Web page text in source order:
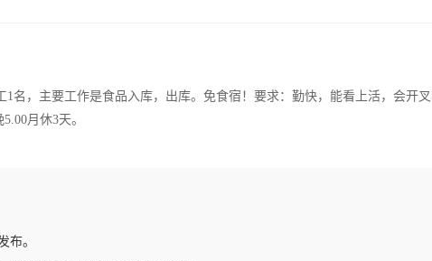
1名，主要工作是食品入库，出库。免食宿！要求：勤快，能看上活，会开
月休3天。
布。